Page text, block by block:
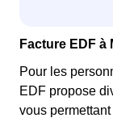
Facture EDF
Pour les
EDF propose
vous